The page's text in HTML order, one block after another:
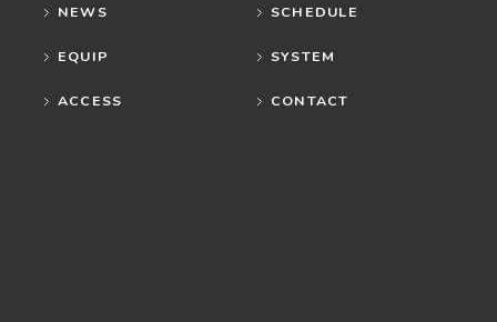
NEWS SCHEDULE
EQUIP SYSTEM
ACCESS CONTACT